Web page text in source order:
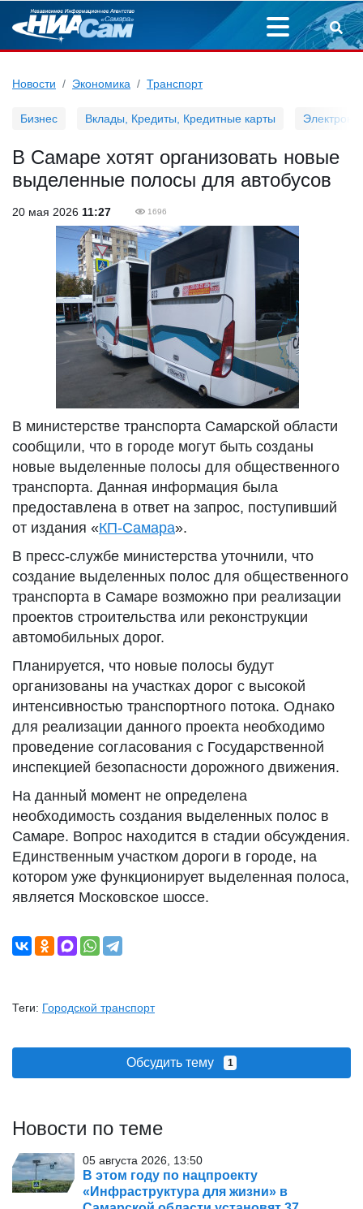
Новости Экономика Транспорт
Бизнес Вклады, Кредиты, Кредитные карты
В Самаре хотят организовать новые
выделенные полосы для автобусов
20 мая 2026 11:27 1696
В министерстве транспорта Самарской области
сообщили, что в городе могут быть созданы
новые выделенные полосы для общественного
транспорта. Данная информация была
предоставлена в ответ на запрос, поступивший
от издания «КП-Самара».
В пресс-службе министерства уточнили, что
создание выделенных полос для общественного
транспорта в Самаре возможно при реализации
проектов строительства или реконструкции
автомобильных дорог.
Планируется, что новые полосы будут
организованы на участках дорог с высокой
интенсивностью транспортного потока. Однако
для реализации данного проекта необходимо
проведение согласования с Государственной
инспекцией безопасности дорожного движения.
На данный момент не определена
необходимость создания выделенных полос в
Самаре. Вопрос находится в стадии обсуждения.
Единственным участком дороги в городе, на
котором уже функционирует выделенная полоса,
является Московское шоссе.
Теги: Городской транспорт
Обсудить тему 1
Новости по теме
05 августа 2026, 13:50
В этом году по нацпроекту
«Инфраструктура для жизни» в